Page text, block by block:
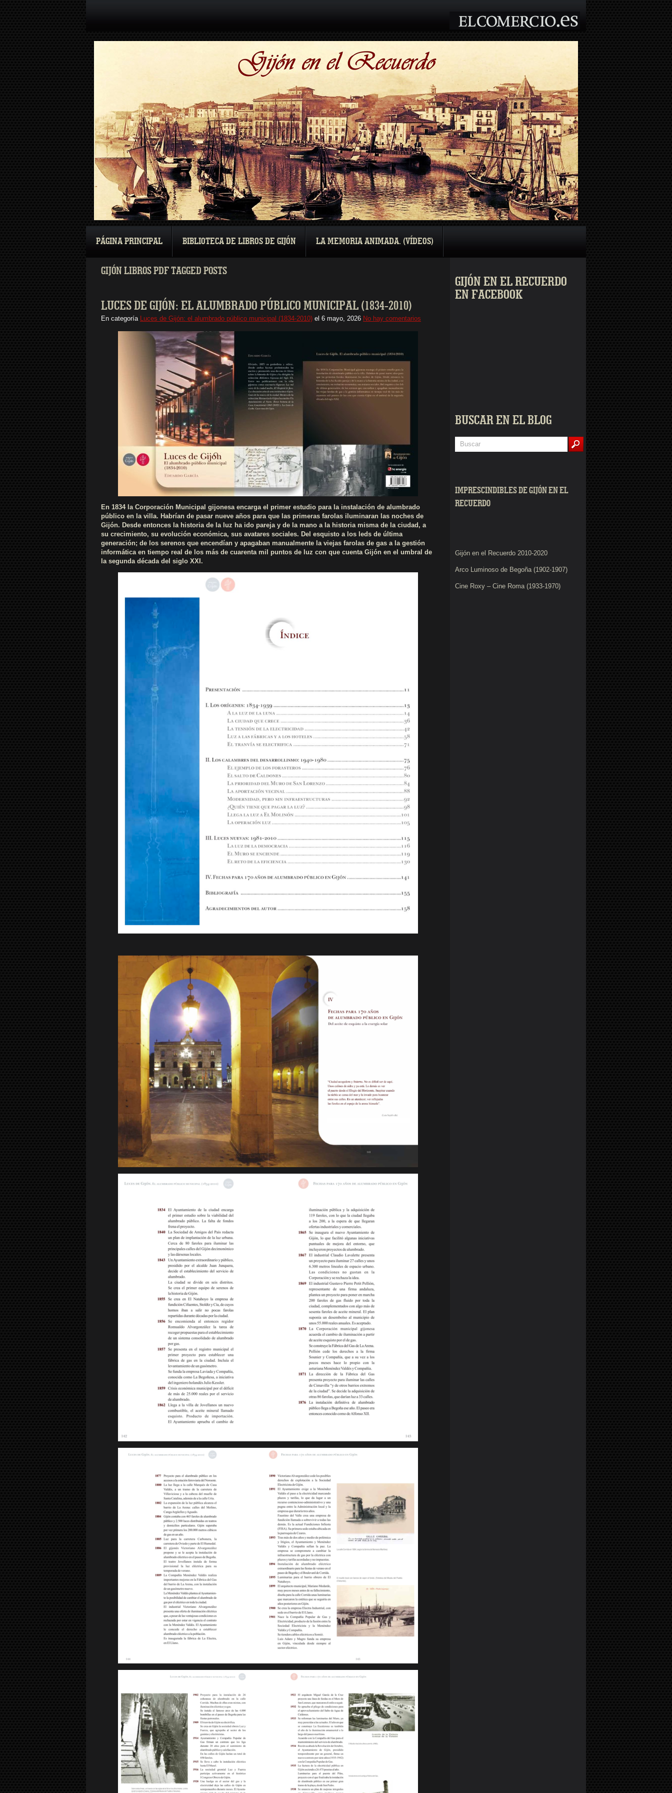
PÁGINA PRINCIPAL BIBLIOTECA DE LIBROS DE GIJÓN LA MEMORIA ANIMADA. (VÍDEOS)
GIJÓN EN EL RECUERDO
EN FACEBOOK
BUSCAR EN EL BLOG
IMPRESCINDIBLES DE GIJÓN EN EL
RECUERDO
Gijón en el Recuerdo 2010-2020
Arco Luminoso de Begoña (1902-1907)
Cine Roxy – Cine Roma (1933-1970)
GIJÓN LIBROS PDF TAGGED POSTS
LUCES DE GIJÓN: EL ALUMBRADO PÚBLICO MUNICIPAL (1834-2010)
En categoría Luces de Gijón: el alumbrado público municipal (1834-2010) el 6 mayo, 2026 No hay comentarios
En 1834 la Corporación Municipal gijonesa encarga el primer estudio para la instalación de alumbrado
público en la villa. Habrían de pasar nueve años para que las primeras farolas iluminaran las noches de
Gijón. Desde entonces la historia de la luz ha ido pareja y de la mano a la historia misma de la ciudad, a
su crecimiento, su evolución económica, sus avatares sociales. Del esquisto a los leds de última
generación; de los serenos que encendían y apagaban manualmente la viejas farolas de gas a la gestión
informática en tiempo real de los más de cuarenta mil puntos de luz con que cuenta Gijón en el umbral de
la segunda década del siglo XXI.